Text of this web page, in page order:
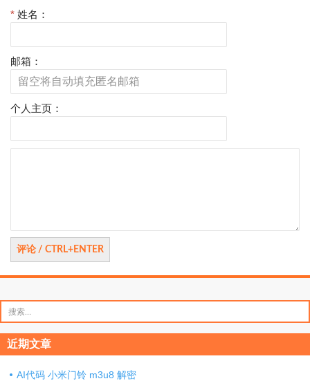
* 姓名：
邮箱：
个人主页：
索：
近期文章
AI代码 小米门铃 m3u8 解密